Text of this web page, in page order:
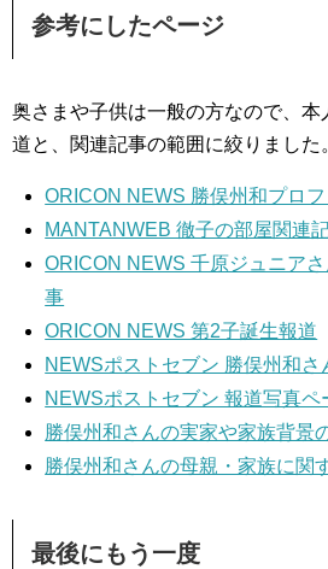
参考にしたページ
奥さまや子供は一般の方なので、本
道と、関連記事の範囲に絞りました
ORICON NEWS 勝俣州和プロ
MANTANWEB 徹子の部屋関連
ORICON NEWS 千原ジュニア
事
ORICON NEWS 第2子誕生報道
NEWSポストセブン 勝俣州和さ
NEWSポストセブン 報道写真ペ
勝俣州和さんの実家や家族背景
勝俣州和さんの母親・家族に関
最後にもう一度